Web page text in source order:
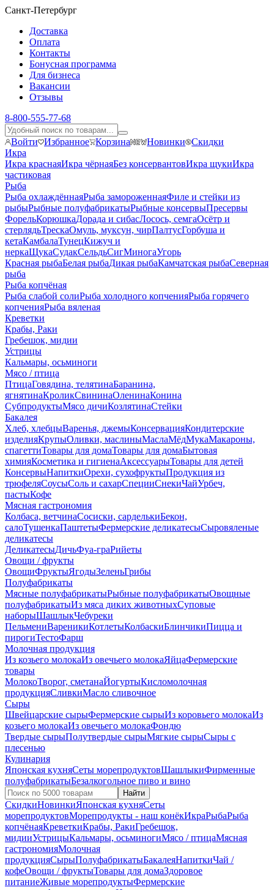
Санкт-Петербург
Доставка
Оплата
Контакты
Бонусная программа
Для бизнеса
Вакансии
Отзывы
8-800-555-77-68
Войти Избранное Корзина Новинки Скидки
Икра
Икра краснаяИкра чёрнаяБез консервантовИкра щукиИкра
частиковая
Рыба
Рыба охлаждённаяРыба замороженнаяФиле и стейки из
рыбыРыбные полуфабрикатыРыбные консервыПресервы
ФорельКорюшкаДорада и сибасЛосось, семгаОсётр и
стерлядьТрескаОмуль, муксун, чирПалтусГорбуша и
кетаКамбалаТунецКижуч и
неркаЩукаСудакСельдьСигМиногаУгорь
Красная рыбаБелая рыбаДикая рыбаКамчатская рыбаСеверная
рыба
Рыба копчёная
Рыба слабой солиРыба холодного копченияРыба горячего
копченияРыба вяленая
Креветки
Крабы, Раки
Гребешок, мидии
Устрицы
Кальмары, осьминоги
Мясо / птица
ПтицаГовядина, телятинаБаранина,
ягнятинаКроликСвининаОленинаКонина
СубпродуктыМясо дичиКозлятинаСтейки
Бакалея
Хлеб, хлебцыВаренья, джемыКонсервацияКондитерские
изделияКрупыОливки, маслиныМаслаМёдМукаМакароны,
спагеттиТовары для домаТовары для домаБытовая
химияКосметика и гигиенаАксессуарыТовары для детей
КонсервыНапиткиОрехи, сухофруктыПродукция из
трюфеляСоусыСоль и сахарСпецииСнекиЧайУрбеч,
пастыКофе
Мясная гастрономия
Колбаса, ветчинаСосиски, сарделькиБекон,
салоТушенкаПаштетыФермерские деликатесыСыровяленые
деликатесы
ДеликатесыДичьФуа-граРийеты
Овощи / фрукты
ОвощиФруктыЯгодыЗеленьГрибы
Полуфабрикаты
Мясные полуфабрикатыРыбные полуфабрикатыОвощные
полуфабрикатыИз мяса диких животныхСуповые
наборыШашлыкЧебуреки
ПельмениВареникиКотлетыКолбаскиБлинчикиПицца и
пирогиТестоФарш
Молочная продукция
Из козьего молокаИз овечьего молокаЯйцаФермерские
товары
МолокоТворог, сметанаЙогуртыКисломолочная
продукцияСливкиМасло сливочное
Сыры
Швейцарские сырыФермерские сырыИз коровьего молокаИз
козьего молокаИз овечьего молокаФондю
Твердые сырыПолутвердые сырыМягкие сырыСыры c
плесенью
Кулинария
Японская кухняСеты морепродуктовШашлыкиФирменные
полуфабрикатыБезалкогольное пиво и вино
Найти
СкидкиНовинкиЯпонская кухняСеты
морепродуктовМорепродукты - наш конёкИкраРыбаРыба
копчёнаяКреветкиКрабы, РакиГребешок,
мидииУстрицыКальмары, осьминогиМясо / птицаМясная
гастрономияМолочная
продукцияСырыПолуфабрикатыБакалеяНапиткиЧай /
кофеОвощи / фруктыТовары для домаЗдоровое
питаниеЖивые морепродуктыФермерские